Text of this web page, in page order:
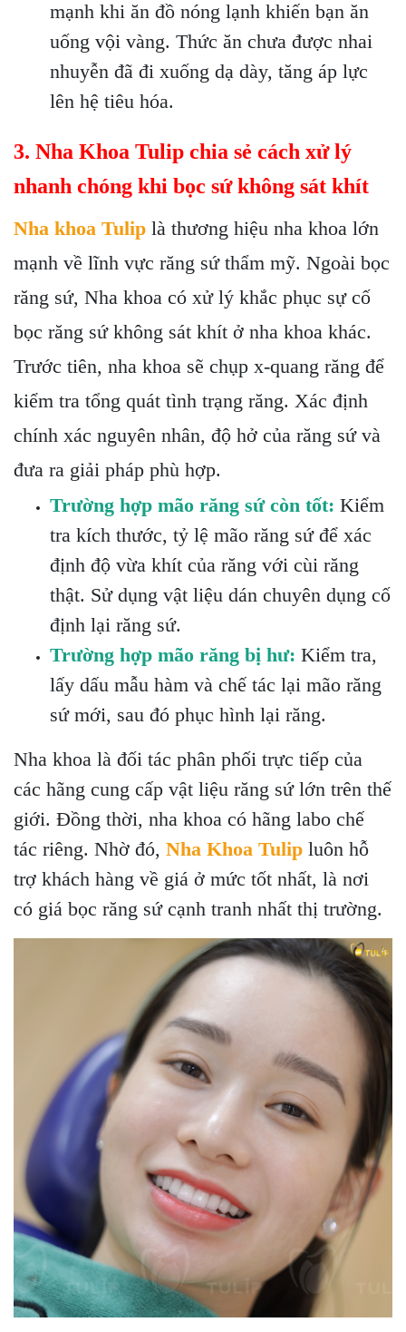
mạnh khi ăn đồ nóng lạnh khiến bạn ăn
uống vội vàng. Thức ăn chưa được nhai
nhuyễn đã đi xuống dạ dày, tăng áp lực
lên hệ tiêu hóa.
3. Nha Khoa Tulip chia sẻ cách xử lý
nhanh chóng khi bọc sứ không sát khít
Nha khoa Tulip là thương hiệu nha khoa lớn
mạnh về lĩnh vực răng sứ thẩm mỹ. Ngoài bọc
răng sứ, Nha khoa có xử lý khắc phục sự cố
bọc răng sứ không sát khít ở nha khoa khác.
Trước tiên, nha khoa sẽ chụp x-quang răng để
kiểm tra tổng quát tình trạng răng. Xác định
chính xác nguyên nhân, độ hở của răng sứ và
đưa ra giải pháp phù hợp.
Trường hợp mão răng sứ còn tốt: Kiểm
tra kích thước, tỷ lệ mão răng sứ để xác
định độ vừa khít của răng với cùi răng
thật. Sử dụng vật liệu dán chuyên dụng cố
định lại răng sứ.
Trường hợp mão răng bị hư: Kiểm tra,
lấy dấu mẫu hàm và chế tác lại mão răng
sứ mới, sau đó phục hình lại răng.
Nha khoa là đối tác phân phối trực tiếp của
các hãng cung cấp vật liệu răng sứ lớn trên thế
giới. Đồng thời, nha khoa có hãng labo chế
tác riêng. Nhờ đó, Nha Khoa Tulip luôn hỗ
trợ khách hàng về giá ở mức tốt nhất, là nơi
có giá bọc răng sứ cạnh tranh nhất thị trường.